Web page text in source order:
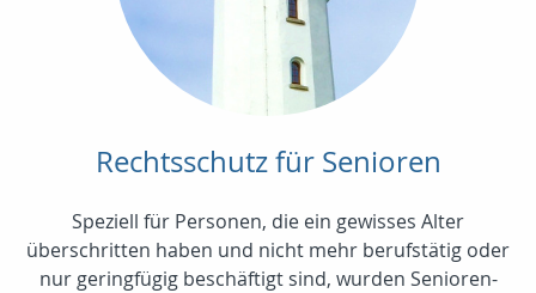
Rechtsschutz für Senioren
Speziell für Personen, die ein gewisses Alter
überschritten haben und nicht mehr berufstätig oder
nur geringfügig beschäftigt sind, wurden Senioren-